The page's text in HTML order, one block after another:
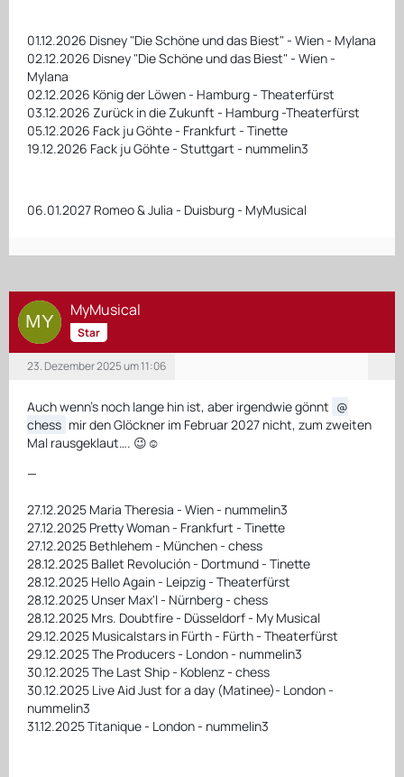
01.12.2026 Disney "Die Schöne und das Biest" - Wien - Mylana
02.12.2026 Disney "Die Schöne und das Biest" - Wien -
Mylana
02.12.2026 König der Löwen - Hamburg - Theaterfürst
03.12.2026 Zurück in die Zukunft - Hamburg -Theaterfürst
05.12.2026 Fack ju Göhte - Frankfurt - Tinette
19.12.2026 Fack ju Göhte - Stuttgart - nummelin3
06.01.2027 Romeo & Julia - Duisburg - MyMusical
MyMusical
Star
23. Dezember 2025 um 11:06
Auch wenn’s noch lange hin ist, aber irgendwie gönnt
chess mir den Glöckner im Februar 2027 nicht, zum zweiten
Mal rausgeklaut…. 😉☺️
—
27.12.2025 Maria Theresia - Wien - nummelin3
27.12.2025 Pretty Woman - Frankfurt - Tinette
27.12.2025 Bethlehem - München - chess
28.12.2025 Ballet Revolución - Dortmund - Tinette
28.12.2025 Hello Again - Leipzig - Theaterfürst
28.12.2025 Unser Max'l - Nürnberg - chess
28.12.2025 Mrs. Doubtfire - Düsseldorf - My Musical
29.12.2025 Musicalstars in Fürth - Fürth - Theaterfürst
29.12.2025 The Producers - London - nummelin3
30.12.2025 The Last Ship - Koblenz - chess
30.12.2025 Live Aid Just for a day (Matinee)- London -
nummelin3
31.12.2025 Titanique - London - nummelin3